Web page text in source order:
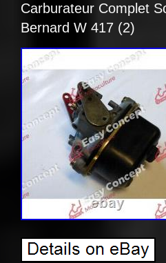
Carburateur Complet
Bernard W 417 (2)